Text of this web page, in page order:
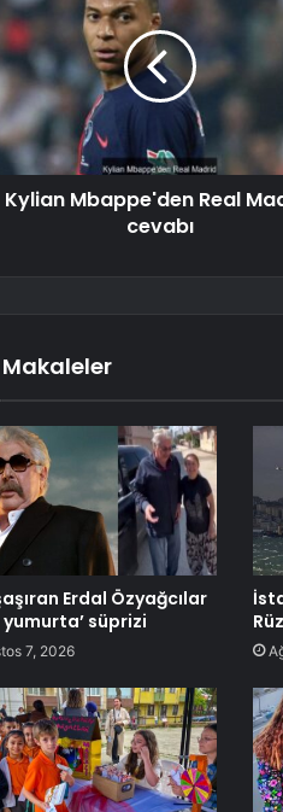
Kylian Mbappe'den Real
cevabı
Erdal Özyağcılar
yumurta’ süprizi
7, 2026